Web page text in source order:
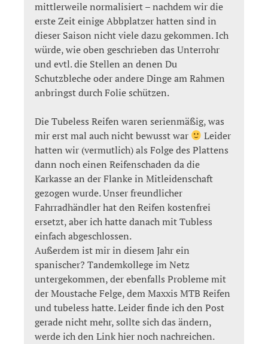
mittlerweile normalisiert – nachdem wir die
erste Zeit einige Abbplatzer hatten sind in
dieser Saison nicht viele dazu gekommen. Ich
würde, wie oben geschrieben das Unterrohr
und evtl. die Stellen an denen Du
Schutzbleche oder andere Dinge am Rahmen
anbringst durch Folie schützen.
Die Tubeless Reifen waren serienmäßig, was
mir erst mal auch nicht bewusst war
Leider
hatten wir (vermutlich) als Folge des Plattens
dann noch einen Reifenschaden da die
Karkasse an der Flanke in Mitleidenschaft
gezogen wurde. Unser freundlicher
Fahrradhändler hat den Reifen kostenfrei
ersetzt, aber ich hatte danach mit Tubless
einfach abgeschlossen.
Außerdem ist mir in diesem Jahr ein
spanischer? Tandemkollege im Netz
untergekommen, der ebenfalls Probleme mit
der Moustache Felge, dem Maxxis MTB Reifen
und tubeless hatte. Leider finde ich den Post
gerade nicht mehr, sollte sich das ändern,
werde ich den Link hier noch nachreichen.